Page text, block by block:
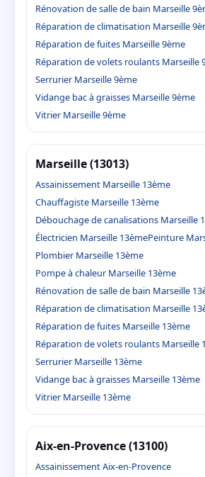
Rénovation de salle de bain Marseille
Réparation de climatisation Marseille
Réparation de fuites Marseille 9ème
Réparation de volets roulants Marseille
Serrurier Marseille 9ème
Vidange bac à graisses Marseille 9ème
Vitrier Marseille 9ème
Marseille (13013)
Assainissement Marseille 13ème
Chauffagiste Marseille 13ème
Débouchage de canalisations Marseille
Électricien Marseille 13èmePeinture
Plombier Marseille 13ème
Pompe à chaleur Marseille 13ème
Rénovation de salle de bain Marseille
Réparation de climatisation Marseille
Réparation de fuites Marseille 13ème
Réparation de volets roulants Marseille
Serrurier Marseille 13ème
Vidange bac à graisses Marseille 13ème
Vitrier Marseille 13ème
Aix-en-Provence (13100)
Assainissement Aix-en-Provence